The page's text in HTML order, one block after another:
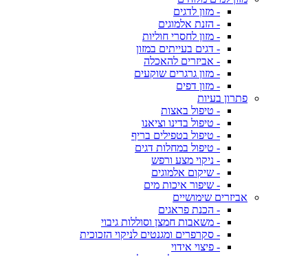
- מזון לדגים
- הזנת אלמוגים
- מזון לחסרי חוליות
- דגים בעייתים במזון
- אביזרים להאכלה
- מזון גרגרים שוקעים
- מזון דפים
פתרון בעיות
- טיפול באצות
- טיפול בדינו וציאנו
- טיפול בטפילים בריף
- טיפול במחלות דגים
- ניקוי מצע ורפש
- שיקום אלמוגים
- שיפור איכות מים
אביזרים שימושיים
- הכנת פראגים
- משאבות חמצן וסוללות גיבוי
- סקרפרים ומגנטים לניקוי הזכוכית
- פיצוי אידוי